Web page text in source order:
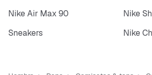
Nike Air Max 90
Nike
Sneakers
Nike